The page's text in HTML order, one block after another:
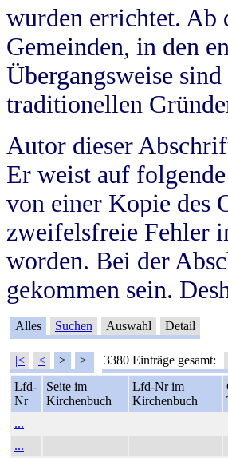
wurden errichtet. Ab
Gemeinden, in den
Übergangsweise
traditionellen
Autor dieser
Er weist auf
von einer Kopie des
zweifelsfreie Fehler
worden. Bei der
gekommen sein.
Alles Suchen Auswahl Detail
|< < > >| 3380 Einträge gesamt:
Lfd-
Nr
Seite im
Kirchenbuch
Lfd-Nr im
Kirchenbuch
...
...